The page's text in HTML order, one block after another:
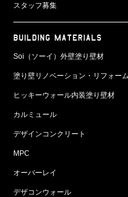
スタッフ募集
BUILDING MATERIALS
Soi（ソーイ）外壁塗り壁材
塗り壁リノベーション・リフォーム
ヒッキーウォール内装塗り壁材
カルミュール
デザインコンクリート
MPC
オーバーレイ
デザコンウォール